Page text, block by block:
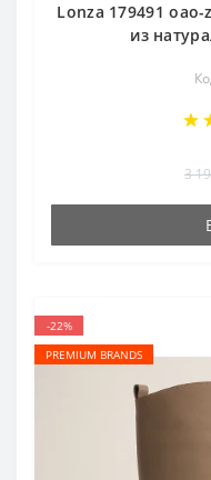
Lonza 179491
из
3
-22%
PREMIUM BRANDS